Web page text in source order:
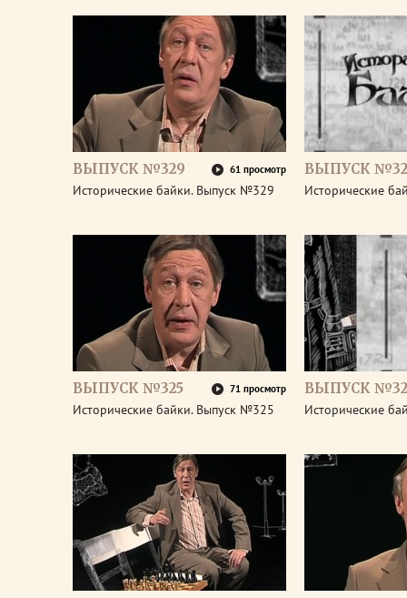
ВЫПУСК №329 61 просмотр
Исторические байки. Выпуск №329
ВЫПУСК
Исторические
ВЫПУСК №325 71 просмотр
Исторические байки. Выпуск №325
ВЫПУСК
Исторические